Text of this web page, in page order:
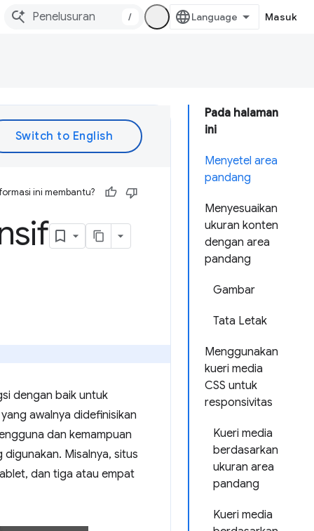
/ Masuk
Pada halaman
ini
Menyetel area
pandang
Menyesuaikan
ukuran konten
dengan area
pandang
Gambar
Tata Letak
Menggunakan
kueri media
CSS untuk
responsivitas
Kueri media
berdasarkan
ukuran area
pandang
Kueri media
ini membantu?
dengan baik untuk
awalnya didefinisikan
dan kemampuan
Misalnya, situs
dan tiga atau empat